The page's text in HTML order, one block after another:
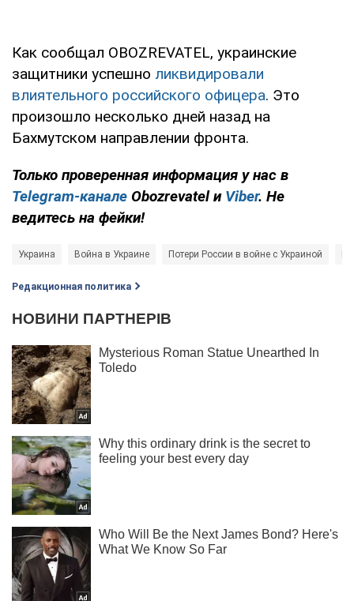
Как сообщал OBOZREVATEL, украинские
защитники успешно ликвидировали
влиятельного российского офицера. Это
произошло несколько дней назад на
Бахмутском направлении фронта.
Только проверенная информация у нас в
Telegram-канале Obozrevatel и Viber. Не
ведитесь на фейки!
Украина Война в Украине Потери России в войне с Украиной
Редакционная политика